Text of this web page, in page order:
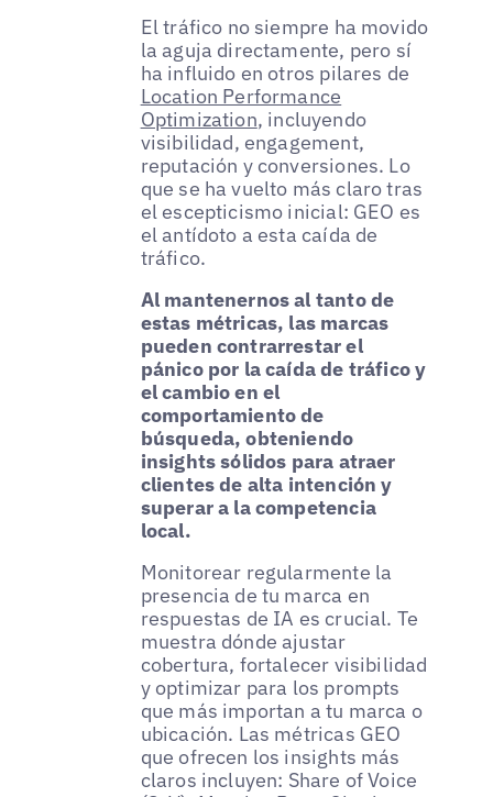
El tráfico no siempre ha movido
la aguja directamente, pero sí
ha influido en otros pilares de
Location Performance
Optimization, incluyendo
visibilidad, engagement,
reputación y conversiones. Lo
que se ha vuelto más claro tras
el escepticismo inicial: GEO es
el antídoto a esta caída de
tráfico.
Al mantenernos al tanto de
estas métricas, las marcas
pueden contrarrestar el
pánico por la caída de tráfico y
el cambio en el
comportamiento de
búsqueda, obteniendo
insights sólidos para atraer
clientes de alta intención y
superar a la competencia
local.
Monitorear regularmente la
presencia de tu marca en
respuestas de IA es crucial. Te
muestra dónde ajustar
cobertura, fortalecer visibilidad
y optimizar para los prompts
que más importan a tu marca o
ubicación. Las métricas GEO
que ofrecen los insights más
claros incluyen: Share of Voice